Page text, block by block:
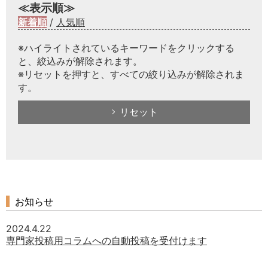
≪表示順≫
新着順 / 人気順
※ハイライトされているキーワードをクリックする
と、絞込みが解除されます。
※リセットを押すと、すべての絞り込みが解除されま
す。
リセット
お知らせ
2024.4.22
専門家投稿用コラムへの自動投稿を受付けます